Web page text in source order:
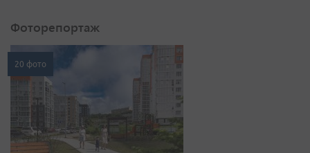
Фоторепортаж
20 фото